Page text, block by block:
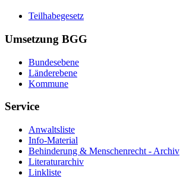
Teilhabegesetz
Umsetzung BGG
Bundesebene
Länderebene
Kommune
Service
Anwaltsliste
Info-Material
Behinderung & Menschenrecht - Archiv
Literaturarchiv
Linkliste